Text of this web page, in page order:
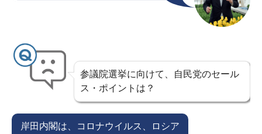
参議院選挙に向けて、自民党のセール
ス・ポイントは？
岸田内閣は、コロナウイルス、ロシア